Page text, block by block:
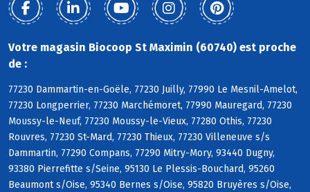
Votre magasin Biocoop St Maximin (60740) est proche
de :
77230 Dammartin-en-Goële, 77230 Juilly, 77990 Le Mesnil-Amelot,
77230 Longperrier, 77230 Marchémoret, 77990 Mauregard, 77230
Moussy-le-Neuf, 77230 Moussy-le-Vieux, 77280 Othis, 77230
Rouvres, 77230 St-Mard, 77230 Thieux, 77230 Villeneuve s/s
Dammartin, 77290 Compans, 77290 Mitry-Mory, 93440 Dugny,
93380 Pierrefitte s/Seine, 95130 Le Plessis-Bouchard, 95260
Beaumont s/Oise, 95340 Bernes s/Oise, 95820 Bruyères s/Oise,